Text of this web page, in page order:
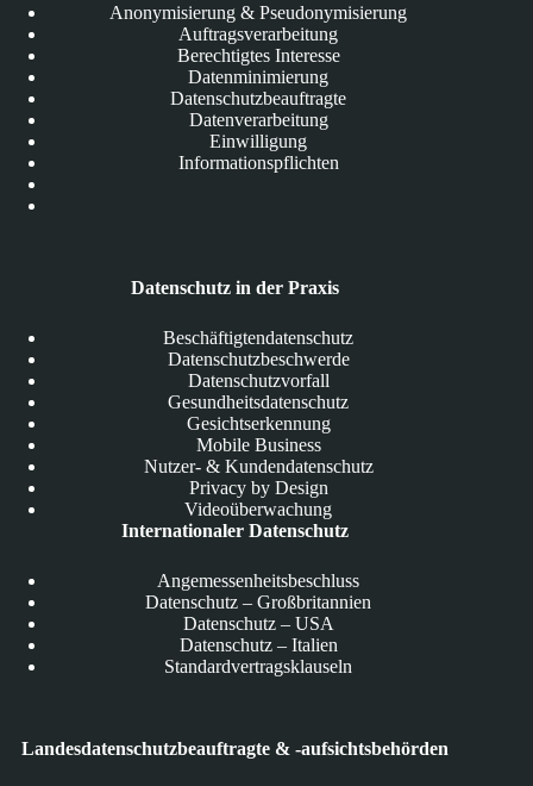
Anonymisierung & Pseudonymisierung
Auftragsverarbeitung
Berechtigtes Interesse
Datenminimierung
Datenschutzbeauftragte
Datenverarbeitung
Einwilligung
Informationspflichten
Datenschutz in der Praxis
Beschäftigtendatenschutz
Datenschutzbeschwerde
Datenschutzvorfall
Gesundheitsdatenschutz
Gesichtserkennung
Mobile Business
Nutzer- & Kundendatenschutz
Privacy by Design
Videoüberwachung
Internationaler Datenschutz
Angemessenheitsbeschluss
Datenschutz – Großbritannien
Datenschutz – USA
Datenschutz – Italien
Standardvertragsklauseln
Landesdatenschutzbeauftragte & -aufsichtsbehörden